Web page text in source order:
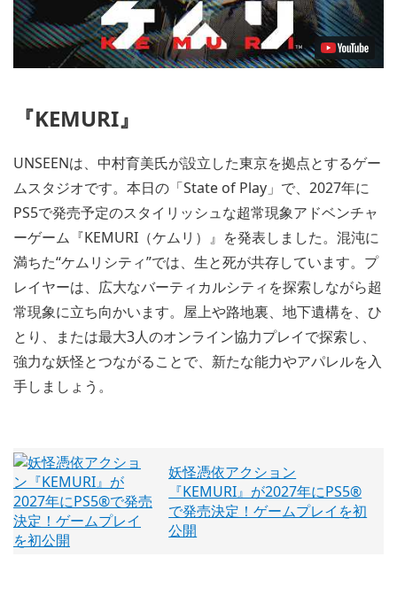
『KEMURI』
UNSEENは、中村育美氏が設立した東京を拠点とするゲー
ムスタジオです。本日の「State of Play」で、2027年に
PS5で発売予定のスタイリッシュな超常現象アドベンチャ
ーゲーム『KEMURI（ケムリ）』を発表しました。混沌に
満ちた“ケムリシティ”では、生と死が共存しています。プ
レイヤーは、広大なバーティカルシティを探索しながら超
常現象に立ち向かいます。屋上や路地裏、地下遺構を、ひ
とり、または最大3人のオンライン協力プレイで探索し、
強力な妖怪とつながることで、新たな能力やアパレルを入
手しましょう。
妖怪憑依アクション
『KEMURI』が2027年にPS5®
で発売決定！ゲームプレイを初
公開